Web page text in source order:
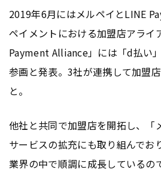
2019年6月にはメルペイとLINE
ペイメントにおける加盟店アラ
Payment Alliance」には「d払い
参画と発表。3社が連携して加盟
と。
他社と共同で加盟店を開拓し、「
サービスの拡充にも取り組んでお
業界の中で順調に成長しているの